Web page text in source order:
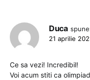
Duca
21 aprilie
Ce sa vezi! Incredibil!
Voi acum stiti ca